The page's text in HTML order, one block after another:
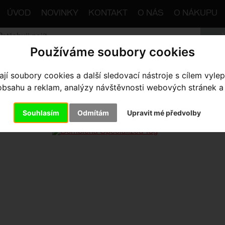
Používáme soubory cookies
soubory cookies a další sledovací nástroje s cílem
a reklam, analýzy návštěvnosti webových stránek
Souhlasím Odmítám Upravit mé předvolby
ÚVOD NOVINKY KONTAKT O NÁS O NÁKUPU
Výbava pro kolo Pumpy Co2 Pumpy
SPECIALIZED 16G